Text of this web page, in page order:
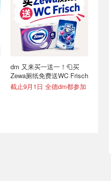
dm 又来买一送一！🧻买
Zewa厕纸免费送WC Frisch
截止9月1日 全德dm都参加